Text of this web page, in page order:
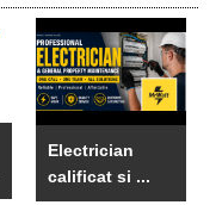
Electrician
calificat si ...